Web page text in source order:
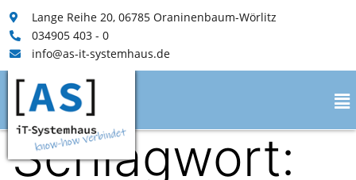
Lange Reihe 20, 06785 Oraninenbaum-Wörlitz
034905 403 - 0
info@as-it-systemhaus.de
Schlagwort: